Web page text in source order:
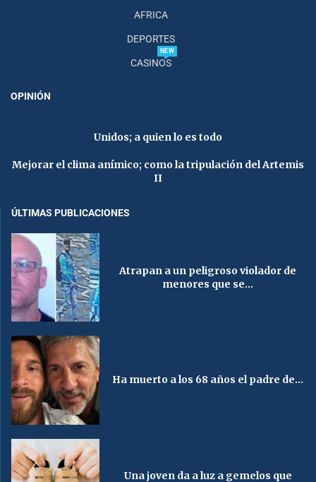
AFRICA
DEPORTES
CASINOS
NEW
OPINIÓN
Unidos; a quien lo es todo
Mejorar el clima anímico; como la tripulación del Artemis
II
ÚLTIMAS PUBLICACIONES
Atrapan a un peligroso violador de
menores que se...
Ha muerto a los 68 años el padre de...
Una joven da a luz a gemelos que